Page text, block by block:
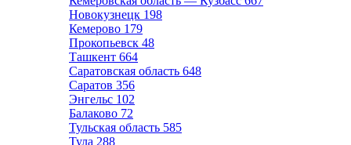
Новокузнецк 198
Кемерово 179
Прокопьевск 48
Ташкент 664
Саратовская область 648
Саратов 356
Энгельс 102
Балаково 72
Тульская область 585
Тула 288